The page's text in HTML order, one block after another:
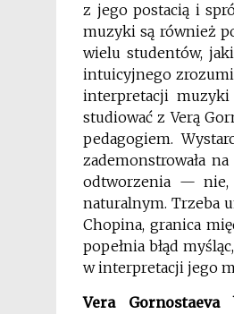
z jego postacią i
muzyki są również
wielu studentów,
intuicyjnego
interpretacji muzyki
studiować z Verą
pedagogiem.
zademonstrowała
odtworzenia — nie,
naturalnym. Trzeba
Chopina, granica
popełnia błąd
w interpretacji jego
Vera